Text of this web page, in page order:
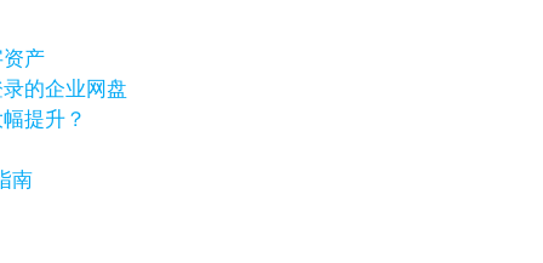
产
的企业网盘
提升？
南